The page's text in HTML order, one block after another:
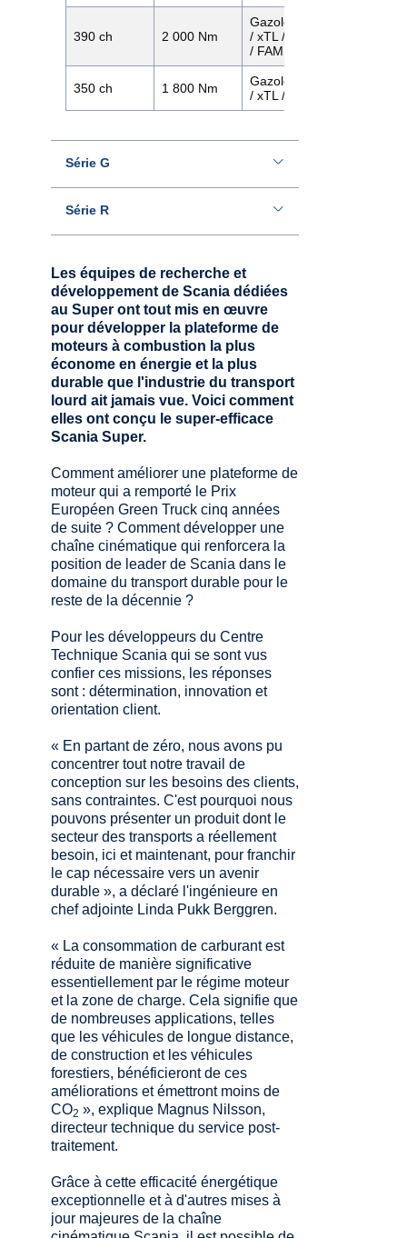
390 ch 2 000 Nm
Gazole
/ xTL / HVO
/ FAME
350 ch 1 800 Nm
Gazole
/ xTL / HVO
Série G
Série R
Série G
Série R
Puissance Couple Carburant
560 ch
500 ch 2 650 Nm
Gazole
/ FAME
460 ch 2 500 Nm
Gazole
/ xTL / HVO
/ FAME
420 ch 2 300 Nm
Série S
Les équipes de recherche et
développement de Scania dédiées
au Super ont tout mis en œuvre
pour développer la plateforme de
moteurs à combustion la plus
économe en énergie et la plus
durable que l'industrie du transport
lourd ait jamais vue. Voici comment
elles ont conçu le super-efficace
Scania Super.
Comment améliorer une plateforme de
moteur qui a remporté le Prix
Européen Green Truck cinq années
de suite ? Comment développer une
chaîne cinématique qui renforcera la
position de leader de Scania dans le
domaine du transport durable pour le
reste de la décennie ?
Pour les développeurs du Centre
Technique Scania qui se sont vus
confier ces missions, les réponses
sont : détermination, innovation et
orientation client.
« En partant de zéro, nous avons pu
concentrer tout notre travail de
conception sur les besoins des clients,
sans contraintes. C'est pourquoi nous
pouvons présenter un produit dont le
secteur des transports a réellement
besoin, ici et maintenant, pour franchir
le cap nécessaire vers un avenir
durable », a déclaré l'ingénieure en
chef adjointe Linda Pukk Berggren.
« La consommation de carburant est
réduite de manière significative
essentiellement par le régime moteur
et la zone de charge. Cela signifie que
de nombreuses applications, telles
que les véhicules de longue distance,
de construction et les véhicules
forestiers, bénéficieront de ces
améliorations et émettront moins de
CO2 », explique Magnus Nilsson,
directeur technique du service post-
traitement.
Grâce à cette efficacité énergétique
exceptionnelle et à d'autres mises à
jour majeures de la chaîne